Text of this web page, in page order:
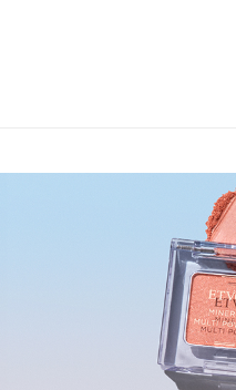
宅配
每筆NT$120，
離島-宅配
每筆NT$250
黑貓貨到付款
每筆NT$120，